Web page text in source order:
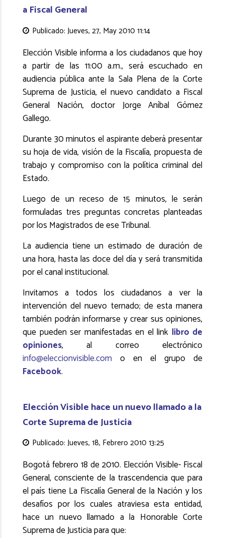
a Fiscal General
Publicado: Jueves, 27, May 2010 11:14
Elección Visible informa a los ciudadanos que hoy
a partir de las 11:00 a.m., será escuchado en
audiencia pública ante la Sala Plena de la Corte
Suprema de Justicia, el nuevo candidato a Fiscal
General Nación, doctor Jorge Aníbal Gómez
Gallego.
Durante 30 minutos el aspirante deberá presentar
su hoja de vida, visión de la Fiscalía, propuesta de
trabajo y compromiso con la política criminal del
Estado.
Luego de un receso de 15 minutos, le serán
formuladas tres preguntas concretas planteadas
por los Magistrados de ese Tribunal.
La audiencia tiene un estimado de duración de
una hora, hasta las doce del día y será transmitida
por el canal institucional.
Invitamos a todos los ciudadanos a ver la
intervención del nuevo ternado; de esta manera
también podrán informarse y crear sus opiniones,
que pueden ser manifestadas en el link libro de
opiniones, al correo electrónico
info@eleccionvisible.com o en el grupo de
Facebook.
Elección Visible hace un nuevo llamado a la
Corte Suprema de Justicia
Publicado: Jueves, 18, Febrero 2010 13:25
Bogotá febrero 18 de 2010. Elección Visible- Fiscal
General, consciente de la trascendencia que para
el país tiene La Fiscalía General de la Nación y los
desafíos por los cuales atraviesa esta entidad,
hace un nuevo llamado a la Honorable Corte
Suprema de Justicia para que: